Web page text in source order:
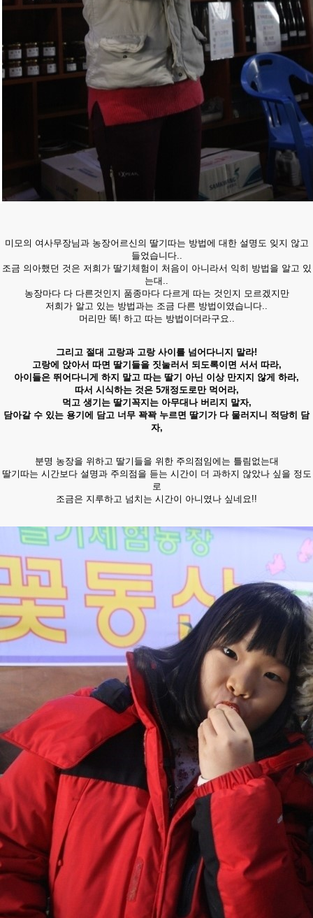
미모의 여사무장님과 농장어르신의 딸기따는 방법에 대한 설명도 잊지 않고
들었습니다..
조금 의아했던 것은 저희가 딸기체험이 처음이 아니라서 익히 방법을 알고 있
는대..
농장마다 다 다른것인지 품종마다 다르게 따는 것인지 모르겠지만
저희가 알고 있는 방법과는 조금 다른 방법이였습니다..
머리만 똑! 하고 따는 방법이더라구요..
그리고 절대 고랑과 고랑 사이를 넘어다니지 말라!
고랑에 앉아서 따면 딸기들을 짓눌러서 되도록이면 서서 따라,
아이들은 뛰어다니게 하지 말고 따는 딸기 아닌 이상 만지지 않게 하라,
따서 시식하는 것은 5개정도로만 먹어라,
먹고 생기는 딸기꼭지는 아무대나 버리지 말자,
담아갈 수 있는 용기에 담고 너무 꽉꽉 누르면 딸기가 다 물러지니 적당히 담
자,
분명 농장을 위하고 딸기들을 위한 주의점임에는 틀림없는대
딸기따는 시간보다 설명과 주의점을 듣는 시간이 더 과하지 않았나 싶을 정도
로
조금은 지루하고 넘치는 시간이 아니였나 싶네요!!